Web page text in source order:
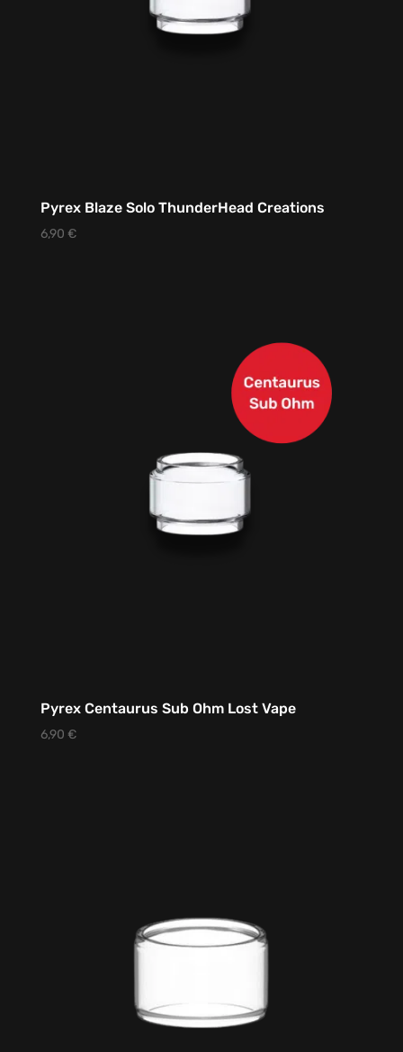
Pyrex Blaze Solo ThunderHead Creations
6,90 €
Pyrex Centaurus Sub Ohm Lost Vape
6,90 €